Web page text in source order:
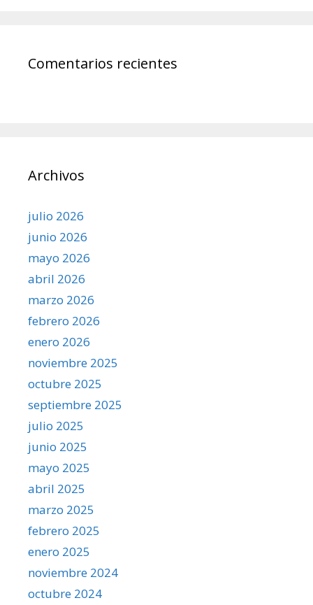
Comentarios recientes
Archivos
julio 2026
junio 2026
mayo 2026
abril 2026
marzo 2026
febrero 2026
enero 2026
noviembre 2025
octubre 2025
septiembre 2025
julio 2025
junio 2025
mayo 2025
abril 2025
marzo 2025
febrero 2025
enero 2025
noviembre 2024
octubre 2024